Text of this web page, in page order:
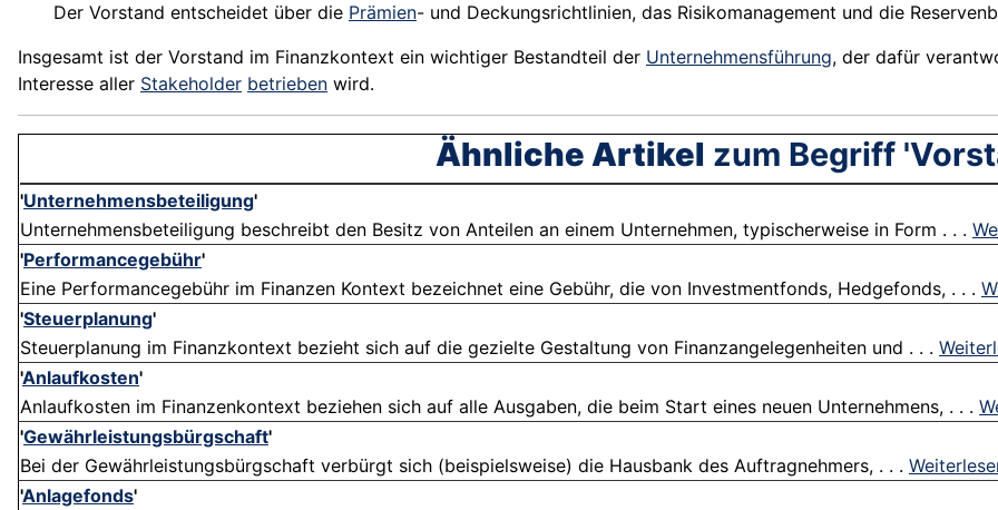
Der Vorstand entscheidet über die Prämien- und Deckungsrichtlinien, das Risikomanagement und die
Insgesamt ist der Vorstand im Finanzkontext ein wichtiger Bestandteil der Unternehmensführung, der dafür
Interesse aller Stakeholder betrieben wird.
Ähnliche Artikel zum Begriff
'Unternehmensbeteiligung'
Unternehmensbeteiligung beschreibt den Besitz von Anteilen an einem Unternehmen, typischerweise in Form . . .
'Performancegebühr'
Eine Performancegebühr im Finanzen Kontext bezeichnet eine Gebühr, die von Investmentfonds, Hedgefonds, . . .
'Steuerplanung'
Steuerplanung im Finanzkontext bezieht sich auf die gezielte Gestaltung von Finanzangelegenheiten und . . .
'Anlaufkosten'
Anlaufkosten im Finanzenkontext beziehen sich auf alle Ausgaben, die beim Start eines neuen Unternehmens, . . .
'Gewährleistungsbürgschaft'
Bei der Gewährleistungsbürgschaft verbürgt sich (beispielsweise) die Hausbank des Auftragnehmers, . . .
'Anlagefonds'